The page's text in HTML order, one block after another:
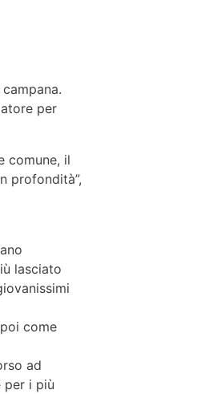
per
comune, il
profondità”,
lasciato
come
ad
per i più